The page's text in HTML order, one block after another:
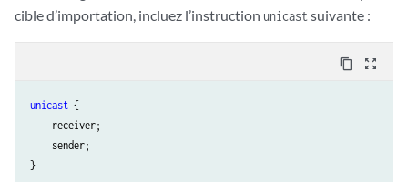
cible d’importation, incluez l’instruction unicastsuivante :
content_copy zoom_out_map
unicast {
    receiver;
    sender;